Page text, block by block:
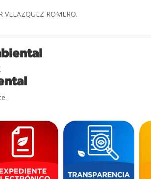
VELAZQUEZ ROMERO.